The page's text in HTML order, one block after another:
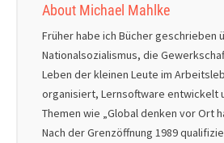
About Michael Mahlke
Früher habe ich Bücher geschrieben
Nationalsozialismus, die
Leben der kleinen Leute im
organisiert, Lernsoftware entwickelt
Themen wie „Global denken vor Ort
Nach der Grenzöffnung 1989